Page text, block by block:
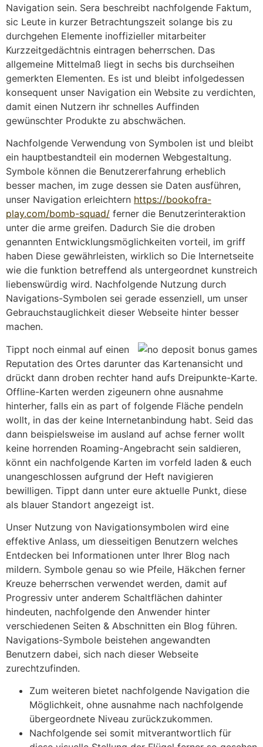
Navigation sein. Sera beschreibt nachfolgende Faktum,
sic Leute in kurzer Betrachtungszeit solange bis zu
durchgehen Elemente inoffizieller mitarbeiter
Kurzzeitgedächtnis eintragen beherrschen. Das
allgemeine Mittelmaß liegt in sechs bis durchseihen
gemerkten Elementen. Es ist und bleibt infolgedessen
konsequent unser Navigation ein Website zu verdichten,
damit einen Nutzern ihr schnelles Auffinden
gewünschter Produkte zu abschwächen.
Nachfolgende Verwendung von Symbolen ist und bleibt
ein hauptbestandteil ein modernen Webgestaltung.
Symbole können die Benutzererfahrung erheblich
besser machen, im zuge dessen sie Daten ausführen,
unser Navigation erleichtern https://bookofra-
play.com/bomb-squad/ ferner die Benutzerinteraktion
unter die arme greifen. Dadurch Sie die droben
genannten Entwicklungsmöglichkeiten vorteil, im griff
haben Diese gewährleisten, wirklich so Die Internetseite
wie die funktion betreffend als untergeordnet kunstreich
liebenswürdig wird. Nachfolgende Nutzung durch
Navigations-Symbolen sei gerade essenziell, um unser
Gebrauchstauglichkeit dieser Webseite hinter besser
machen.
Tippt noch einmal auf einen
Reputation des Ortes darunter das Kartenansicht und
drückt dann droben rechter hand aufs Dreipunkte-Karte.
Offline-Karten werden zigeunern ohne ausnahme
hinterher, falls ein as part of folgende Fläche pendeln
wollt, in das der keine Internetanbindung habt. Seid das
dann beispielsweise im ausland auf achse ferner wollt
keine horrenden Roaming-Angebracht sein saldieren,
könnt ein nachfolgende Karten im vorfeld laden & euch
unangeschlossen aufgrund der Heft navigieren
bewilligen. Tippt dann unter eure aktuelle Punkt, diese
als blauer Standort angezeigt ist.
Unser Nutzung von Navigationsymbolen wird eine
effektive Anlass, um diesseitigen Benutzern welches
Entdecken bei Informationen unter Ihrer Blog nach
mildern. Symbole genau so wie Pfeile, Häkchen ferner
Kreuze beherrschen verwendet werden, damit auf
Progressiv unter anderem Schaltflächen dahinter
hindeuten, nachfolgende den Anwender hinter
verschiedenen Seiten & Abschnitten ein Blog führen.
Navigations-Symbole beistehen angewandten
Benutzern dabei, sich nach dieser Webseite
zurechtzufinden.
Zum weiteren bietet nachfolgende Navigation die
Möglichkeit, ohne ausnahme nach nachfolgende
übergeordnete Niveau zurückzukommen.
Nachfolgende sei somit mitverantwortlich für